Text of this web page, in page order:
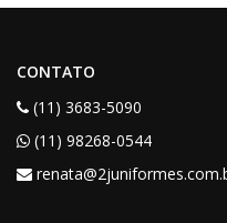
CONTATO
(11) 3683-5090
(11) 98268-0544